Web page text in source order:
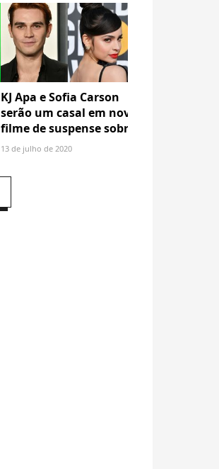
KJ Apa e Sofia Carson
serão um casal em novo
filme de suspense sobre
uma pandemia. Saiba
13 de julho de 2020